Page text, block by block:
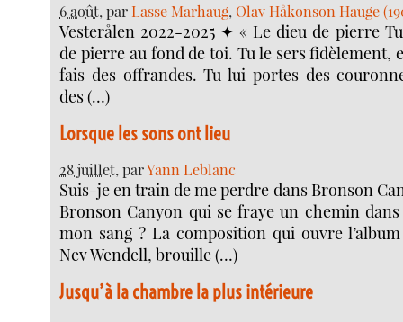
6 août, parLasse Marhaug, Olav Håkonson Hauge
Vesterålen 2022-2025 ✦ « Le dieu de pierre
de pierre au fond de toi. Tu le sers fidèlement,
fais des offrandes. Tu lui portes des
des (…)
Lorsque les sons ont lieu
28 juillet, parYann Leblanc
Suis-je en train de me perdre dans Bronson
Bronson Canyon qui se fraye un chemin
mon sang ? La composition qui ouvre
Nev Wendell, brouille (…)
Jusqu’à la chambre la plus intérieure